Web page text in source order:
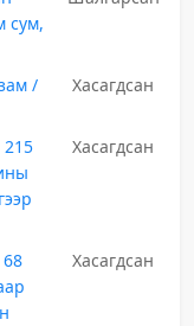
сум,
/
Хасагдсан
215
Хасагдсан
Хасагдсан